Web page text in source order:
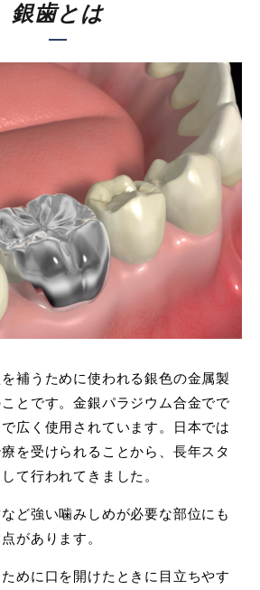
銀歯とは
補うために使われる銀色の金属製
とです。金銀パラジウム合金でで
広く使用されています。日本では
を受けられることから、長年スタ
て行われてきました。
ど強い噛みしめが必要な部位にも
があります。
めに口を開けたときに目立ちやす